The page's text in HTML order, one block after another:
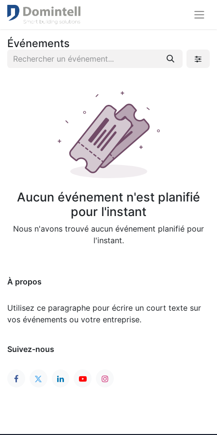
Événements
Aucun événement n'est planifié
pour l'instant
Nous n'avons trouvé aucun événement planifié pour
l'instant.
À propos
Utilisez ce paragraphe pour écrire un court texte sur
vos événements ou votre entreprise.
Suivez-nous